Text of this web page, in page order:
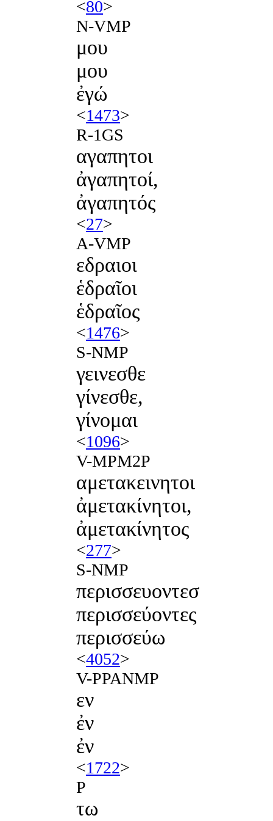
<80>
N-VMP
μου
μου
ἐγώ
<1473>
R-1GS
αγαπητοι
ἀγαπητοί,
ἀγαπητός
<27>
A-VMP
εδραιοι
ἑδραῖοι
ἑδραῖος
<1476>
S-NMP
γεινεσθε
γίνεσθε,
γίνομαι
<1096>
V-MPM2P
αμετακεινητοι
ἀμετακίνητοι,
ἀμετακίνητος
<277>
S-NMP
περισσευοντεσ
περισσεύοντες
περισσεύω
<4052>
V-PPANMP
εν
ἐν
ἐν
<1722>
P
τω